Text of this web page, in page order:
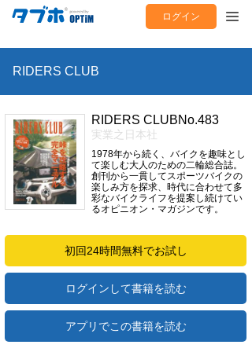
ログイン
RIDERS CLUB
RIDERS CLUBNo.483
実業之日本社
1978年から続く、バイクを趣味とし
て楽しむ大人のための二輪総合誌。
創刊から一貫してスポーツバイクの
楽しみ方を探求、時代に合わせて多
彩なバイクライフを提案し続けてい
るオピニオン・マガジンです。
初回24時間無料でお試し
ログインして書籍を読む
アプリでこの書籍を読む